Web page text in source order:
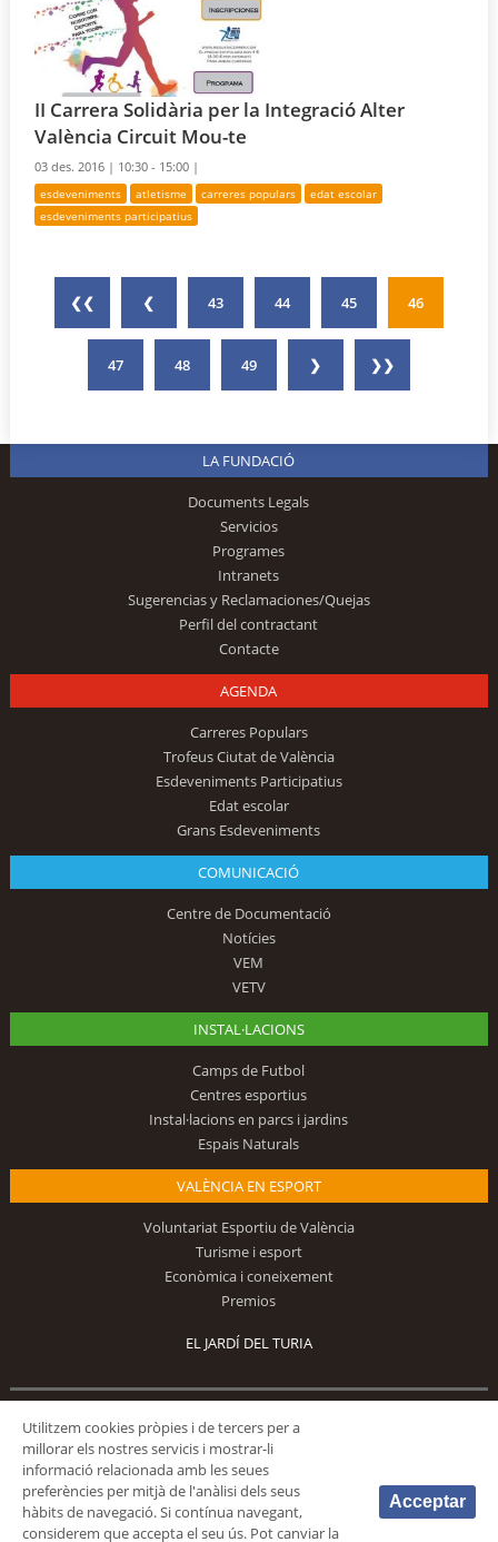
II Carrera Solidària per la Integració Alter
València Circuit Mou-te
03 des. 2016 | 10:30 - 15:00 |
esdeveniments atletisme carreres populars
edat escolar
esdeveniments participatius
❮❮ ❮ 43 44 45 46
47 48 49 ❯ ❯❯
LA FUNDACIÓ
Documents Legals
Servicios
Programes
Intranets
Sugerencias y Reclamaciones/Quejas
Perfil del contractant
Contacte
AGENDA
Carreres Populars
Trofeus Ciutat de València
Esdeveniments Participatius
Edat escolar
Grans Esdeveniments
COMUNICACIÓ
Centre de Documentació
Notícies
VEM
VETV
INSTAL·LACIONS
Camps de Futbol
Centres esportius
Instal·lacions en parcs i jardins
Espais Naturals
VALÈNCIA EN ESPORT
Voluntariat Esportiu de València
Turisme i esport
Econòmica i coneixement
Premios
EL JARDÍ DEL TURIA
Utilitzem cookies pròpies i de tercers per a
millorar els nostres servicis i mostrar-li
informació relacionada amb les seues
preferències per mitjà de l'anàlisi dels seus
hàbits de navegació. Si contínua navegant,
considerem que accepta el seu ús. Pot canviar la
Acceptar